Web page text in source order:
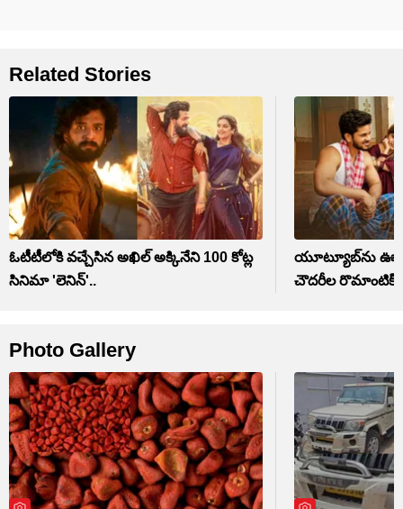
Related Stories
ఓటీటీలోకి వచ్చేసిన అఖిల్ అక్కినేని 100 కోట్ల
సినిమా 'లెనిన్'..
యూట్యూబ్‌ను
చౌదరీల రొమాంటిక్
Photo Gallery